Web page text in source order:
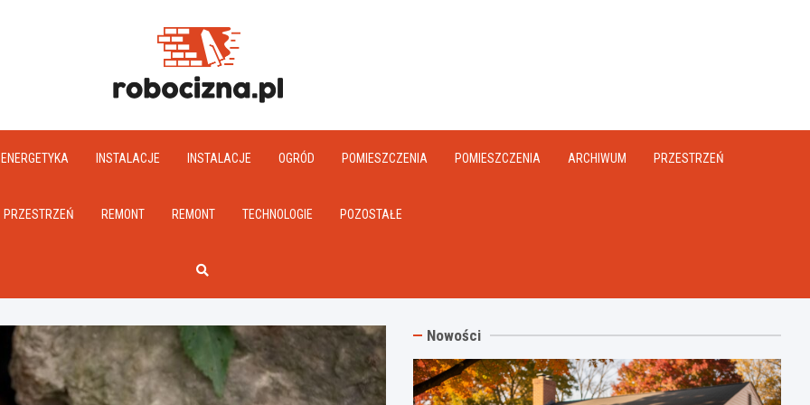
ENERGETYKA INSTALACJE INSTALACJE OGRÓD POMIESZCZENIA POMIESZCZENIA ARCHIWUM PRZESTRZEŃ
PRZESTRZEŃ REMONT REMONT TECHNOLOGIE POZOSTAŁE
Nowości